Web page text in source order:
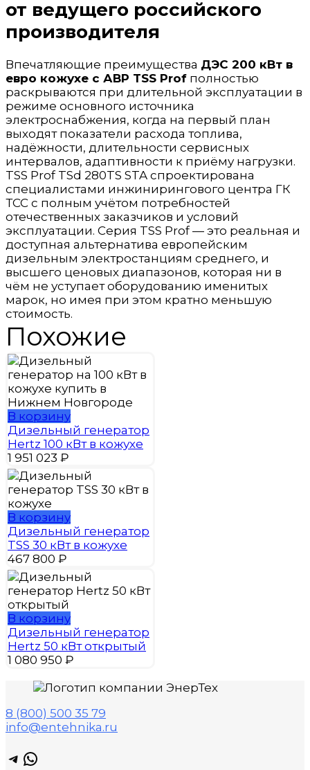
от ведущего российского
производителя
Впечатляющие преимущества ДЭС 200 кВт в
евро кожухе с АВР TSS Prof полностью
раскрываются при длительной эксплуатации в
режиме основного источника
электроснабжения, когда на первый план
выходят показатели расхода топлива,
надёжности, длительности сервисных
интервалов, адаптивности к приёму нагрузки.
TSS Prof TSd 280TS STA спроектирована
специалистами инжинирингового центра ГК
ТСС с полным учётом потребностей
отечественных заказчиков и условий
эксплуатации. Серия TSS Prof — это реальная и
доступная альтернатива европейским
дизельным электростанциям среднего, и
высшего ценовых диапазонов, которая ни в
чём не уступает оборудованию именитых
марок, но имея при этом кратно меньшую
стоимость.
Похожие
В корзину
Дизельный генератор
Hertz 100 кВт в кожухе
1 951 023 ₽
В корзину
Дизельный генератор
TSS 30 кВт в кожухе
467 800 ₽
В корзину
Дизельный генератор
Hertz 50 кВт открытый
1 080 950 ₽
8 (800) 500 35 79
info@entehnika.ru
Telegram
WhatsApp